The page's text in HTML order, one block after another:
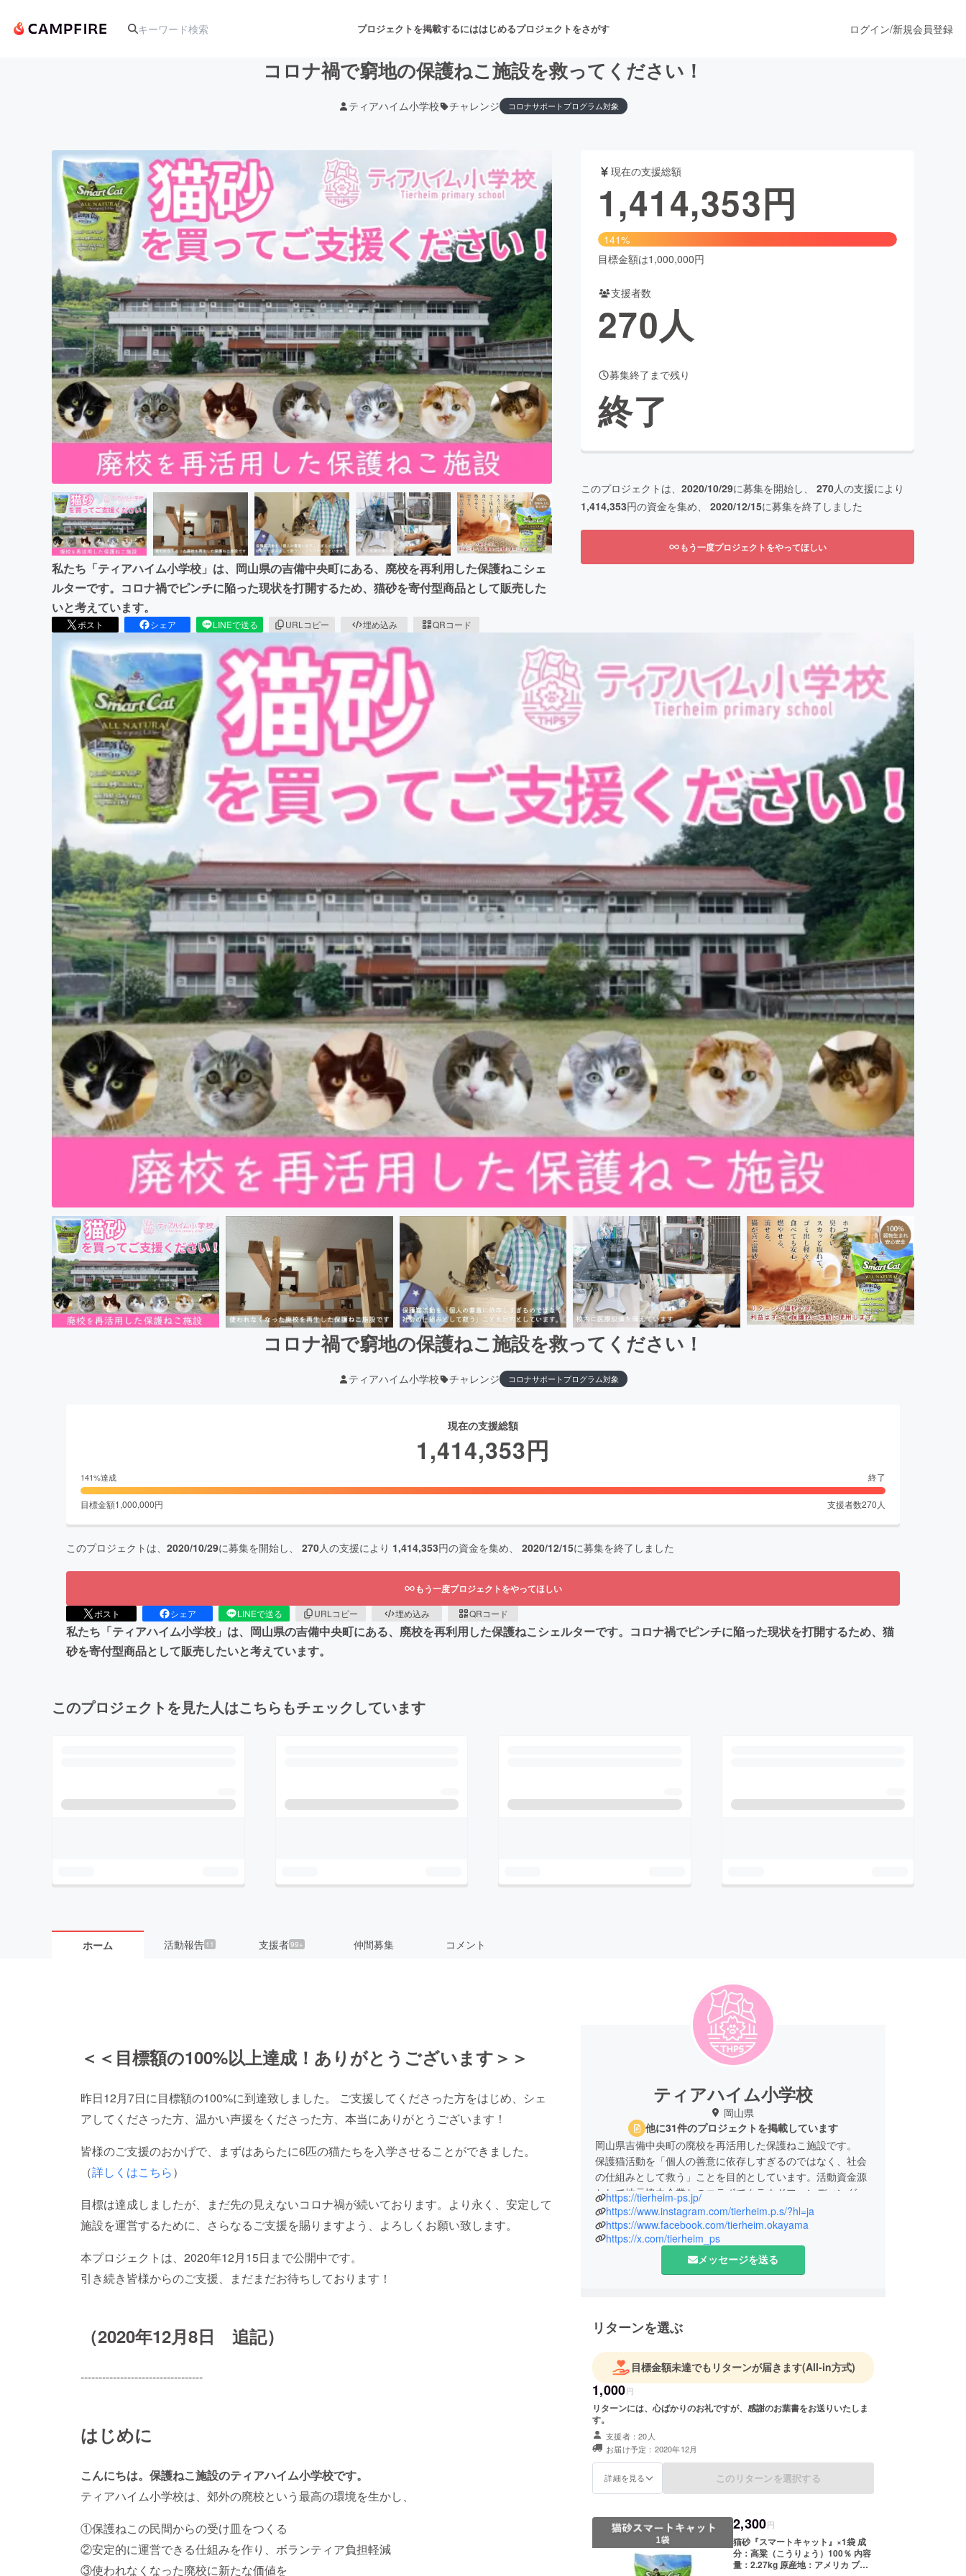
プロジェクトを掲載するにははじめるプロジェクトをさがす
アート・写真 音楽 舞台・パフォーマンス
テクノロジー・ガジェット フード・飲食店 ファッション
映像・映画 書籍・雑誌出版 アニメ・漫画
ビジネス・起業 チャレンジ ビューティー・ヘルスケア
まちづくり・地域活性化
CAMPFIRE for Social GoodCAMPFIRE Creation
CAMPFIREふるさと納税machi-yaコミュニティ
ログイン/新規会員登録
コロナ禍で窮地の保護ねこ施設を救ってください！
ティアハイム小学校 チャレンジ コロナサポートプログラム対象
私たち「ティアハイム小学校」は、岡山県の吉備中央町にある、廃校を再利用した保護ねこシェ
ルターです。コロナ禍でピンチに陥った現状を打開するため、猫砂を寄付型商品として販売した
いと考えています。
ポスト シェア LINEで送る URLコピー 埋め込み QRコード
現在の支援総額
1,414,353円
141%
目標金額は1,000,000円
支援者数
270人
募集終了まで残り
終了
このプロジェクトは、 2020/10/29に募集を開始し、 270人の支援により
1,414,353円の資金を集め、 2020/12/15に募集を終了しました
もう一度プロジェクトをやってほしい
コロナ禍で窮地の保護ねこ施設を救ってください！
ティアハイム小学校 チャレンジ コロナサポートプログラム対象
現在の支援総額
1,414,353円
141%達成 終了
目標金額1,000,000円 支援者数270 人
このプロジェクトは、 2020/10/29に募集を開始し、 270人の支援により 1,414,353円の資金を集め、 2020/12/15に募集を終了しました
もう一度プロジェクトをやってほしい
ポスト シェア LINEで送る URLコピー 埋め込み QRコード
私たち「ティアハイム小学校」は、岡山県の吉備中央町にある、廃校を再利用した保護ねこシェルターです。コロナ禍でピンチに陥った現状を打開するため、猫
砂を寄付型商品として販売したいと考えています。
このプロジェクトを見た人はこちらもチェックしています
ホーム 活動報告 11 支援者99+ 仲間募集 コメント
＜＜目標額の100%以上達成！ありがとうございます＞＞
昨日12月7日に目標額の100%に到達致しました。 ご支援してくださった方をはじめ、シェ
アしてくださった方、温かい声援をくださった方、本当にありがとうございます！
皆様のご支援のおかげで、まずはあらたに6匹の猫たちを入学させることができました。
（詳しくはこちら）
目標は達成しましたが、まだ先の見えないコロナ禍が続いております。より永く、安定して
施設を運営するために、さらなるご支援を賜りますよう、よろしくお願い致します。
本プロジェクトは、2020年12月15日まで公開中です。
引き続き皆様からのご支援、まだまだお待ちしております！
（2020年12月8日 追記）
----------------------------------
はじめに
こんにちは。保護ねこ施設のティアハイム小学校です。
ティアハイム小学校は、郊外の廃校という最高の環境を生かし、
①保護ねこの民間からの受け皿をつくる
②安定的に運営できる仕組みを作り、ボランティア負担軽減
③使われなくなった廃校に新たな価値を
ティアハイム小学校
岡山県
他に31件のプロジェクトを掲載しています
岡山県吉備中央町の廃校を再活用した保護ねこ施設です。
保護猫活動を「個人の善意に依存しすぎるのではなく、社会
の仕組みとして救う」ことを目的としています。活動資金源
として地元協力企業とのコラボでクラウドファンディングを
毎月行っています。
また、ECサイト『ティアハイム小学校 購買部』
https://tierheim-ps.jp/ でお買い物いただくことで、誰でも
保護ねこ活動に参加できます。
ひ遊びに来てください。
本CFに掲載されているすべての内容の権利は、ティアハイム
小学校に帰属または著作権者より許諾を得て使用していま
す。本CFの掲載内容の一部およびすべてについて、無断で複
製、転載、送信、放送、配布、貸与、翻訳、変造することは
禁止致します。
https://tierheim-ps.jp/
https://www.instagram.com/tierheim.p.s/?hl=ja
https://www.facebook.com/tierheim.okayama
https://x.com/tierheim_ps
メッセージを送る
リターンを選ぶ
目標金額未達でもリターンが届きます(All-in方式)
1,000円
リターンには、心ばかりのお礼ですが、感謝のお葉書をお送りいたしま
す。
支援者：20人
お届け予定：2020年12月
詳細を見る このリターンを選択する
2,300円
猫砂『スマートキャット』×1袋 成
分：高粱（こうりょう）100％ 内容
量：2.27kg 原産地：アメリカ プロ